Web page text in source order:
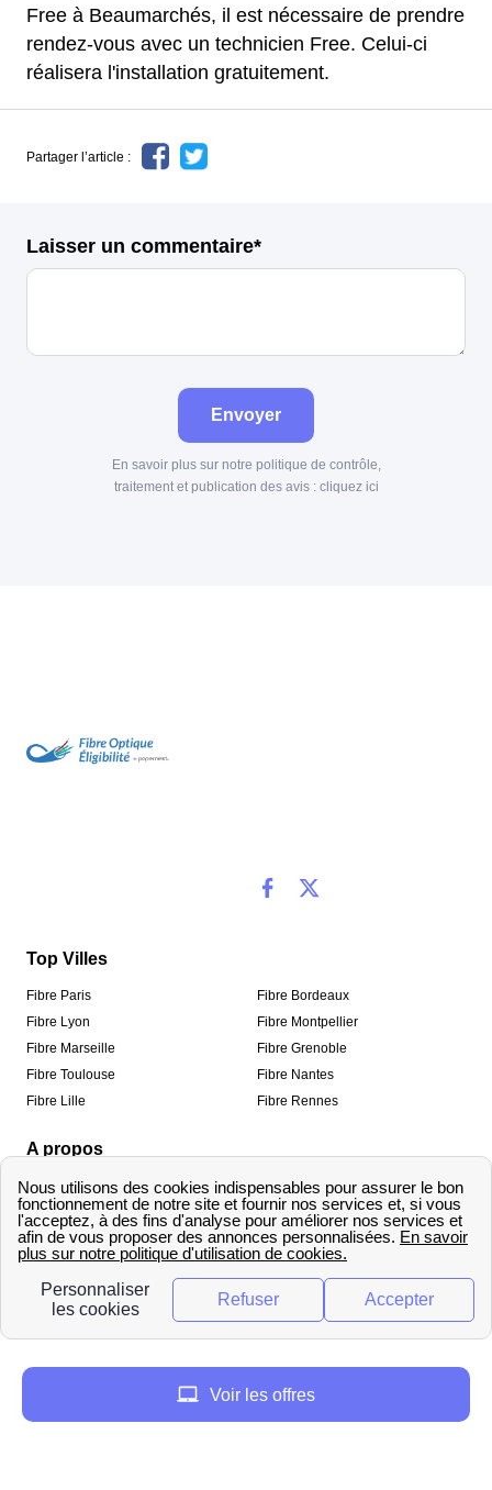
Free à Beaumarchés, il est nécessaire de prendre
rendez-vous avec un technicien Free. Celui-ci
réalisera l'installation gratuitement.
Partager l’article :
Laisser un commentaire*
Envoyer
En savoir plus sur notre politique de contrôle,
traitement et publication des avis : cliquez ici
Top Villes
Fibre Paris
Fibre Lyon
Fibre Marseille
Fibre Toulouse
Fibre Lille
Fibre Bordeaux
Fibre Montpellier
Fibre Grenoble
Fibre Nantes
Fibre Rennes
A propos
Qui sommes-nous ?
Informations de contact
Méthodologie de classement
Mentions légales
Traitement des avis
Copyright © fibre-optique-eligibilite.fr 2026 – Tous
droits réservés
Voir les offres